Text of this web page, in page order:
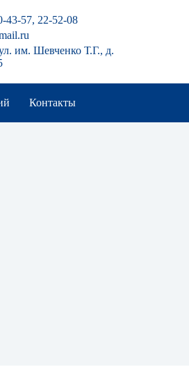
43-57, 22-52-08
им. Шевченко Т.Г., д.
Контакты